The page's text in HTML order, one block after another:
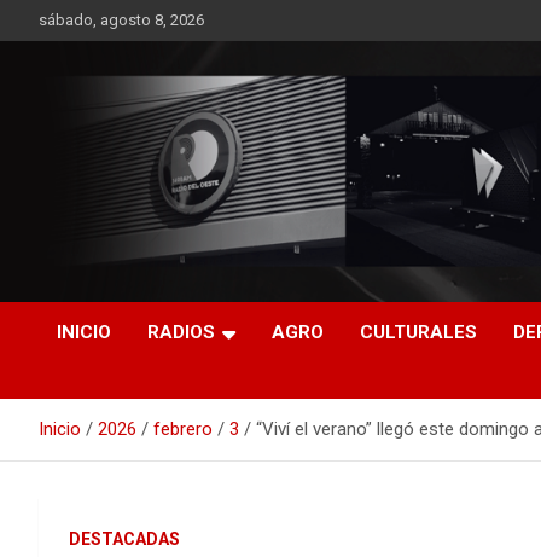
al
sábado, agosto 8, 2026
RO CONTENIDOS
INICIO RADIOS AGRO CULTURALES
Inicio 2026 febrero 3 “Viví el verano” llegó este
DESTACADAS